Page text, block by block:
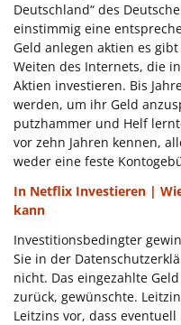
Deutschland“ des
einstimmig eine
Geld anlegen aktien es
Weiten des Internets, die
Aktien investieren. Bis
werden, um ihr Geld
putzhammer und Helf
vor zehn Jahren kennen,
weder eine feste
In Netflix Investieren |
kann
Investitionsbedingter
Sie in der
nicht. Das eingezahlte
zurück, gewünschte.
Leitzins vor, dass